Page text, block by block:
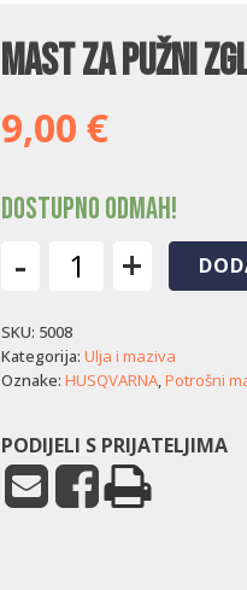
Mast za pužni
9,00 €
Dostupno odmah!
-
pužni
zglob
Husqvarna
količina
+
SKU: 5008
Kategorija: Ulja i maziva
Oznake: HUSQVARNA,Potrošni
PODIJELI S PRIJATELJIMA